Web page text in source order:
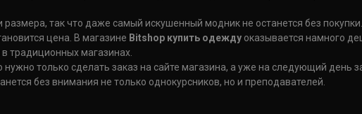
так что даже самый искушенный модник не останется без покупки.
цена. В магазине Bitshop купить одежду оказывается намного
традиционных магазинах.
только сделать заказ на сайте магазина, а уже на следующий день
без внимания не только однокурсников, но и преподавателей.